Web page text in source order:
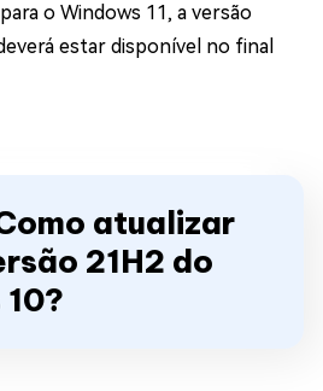
o Windows 11, a versão
estar disponível no final
atualizar
21H2 do